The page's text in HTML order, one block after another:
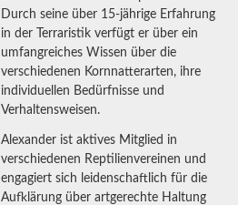
Durch seine über 15-jährige Erfahrung
in der Terraristik verfügt er über ein
umfangreiches Wissen über die
verschiedenen Kornnatterarten, ihre
individuellen Bedürfnisse und
Verhaltensweisen.
Alexander ist aktives Mitglied in
verschiedenen Reptilienvereinen und
engagiert sich leidenschaftlich für die
Aufklärung über artgerechte Haltung